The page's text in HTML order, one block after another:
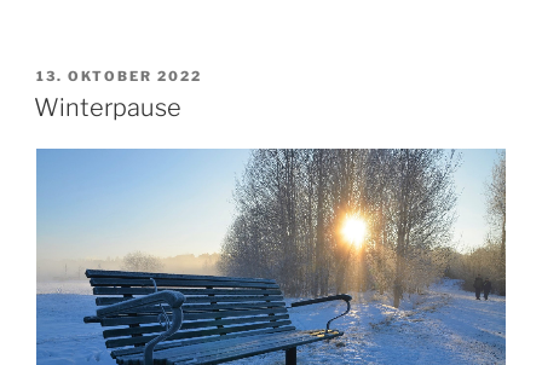
VERÖFFENTLICHT
AM
13. OKTOBER 2022
Winterpause